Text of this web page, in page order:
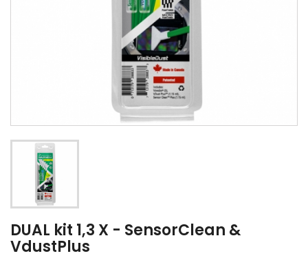
DUAL kit 1,3 X - SensorClean &
VdustPlus